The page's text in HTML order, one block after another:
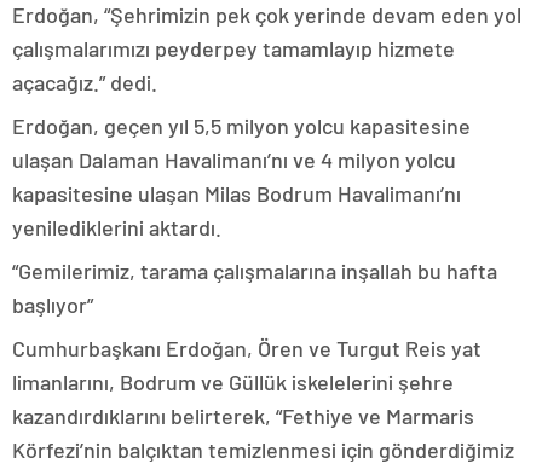
Erdoğan, “Şehrimizin pek çok yerinde devam eden yol
çalışmalarımızı peyderpey tamamlayıp hizmete
açacağız.” dedi.
Erdoğan, geçen yıl 5,5 milyon yolcu kapasitesine
ulaşan Dalaman Havalimanı’nı ve 4 milyon yolcu
kapasitesine ulaşan Milas Bodrum Havalimanı’nı
yenilediklerini aktardı.
“Gemilerimiz, tarama çalışmalarına inşallah bu hafta
başlıyor”
Cumhurbaşkanı Erdoğan, Ören ve Turgut Reis yat
limanlarını, Bodrum ve Güllük iskelelerini şehre
kazandırdıklarını belirterek, “Fethiye ve Marmaris
Körfezi’nin balçıktan temizlenmesi için gönderdiğimiz